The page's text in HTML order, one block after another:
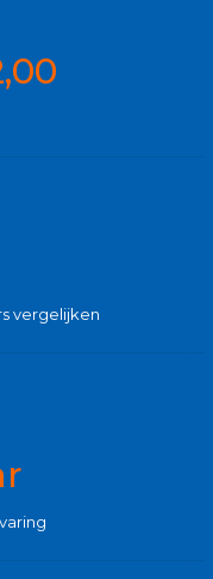
vergelijken